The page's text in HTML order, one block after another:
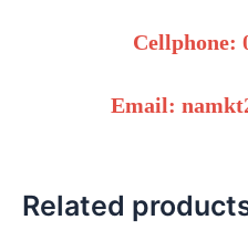
Cellphone:
Email:
Related